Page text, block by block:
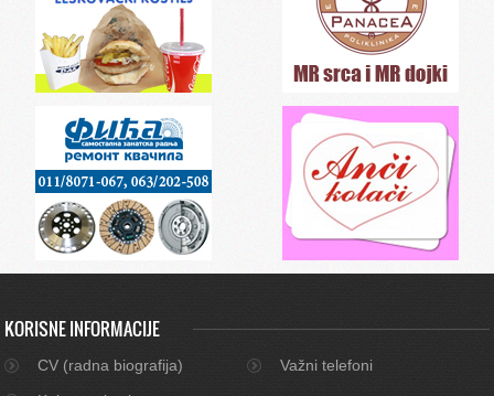
KORISNE INFORMACIJE
CV (radna biografija)
Važni telefoni